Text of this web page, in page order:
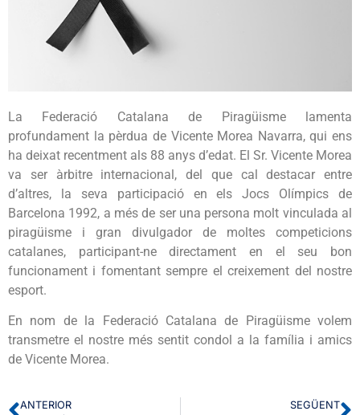
La Federació Catalana de Piragüisme lamenta
profundament la pèrdua de Vicente Morea Navarra, qui ens
ha deixat recentment als 88 anys d’edat. El Sr. Vicente Morea
va ser àrbitre internacional, del que cal destacar entre
d’altres, la seva participació en els Jocs Olímpics de
Barcelona 1992, a més de ser una persona molt vinculada al
piragüisme i gran divulgador de moltes competicions
catalanes, participant-ne directament en el seu bon
funcionament i fomentant sempre el creixement del nostre
esport.
En nom de la Federació Catalana de Piragüisme volem
transmetre el nostre més sentit condol a la família i amics
de Vicente Morea.
ANTERIOR SEGÜENT